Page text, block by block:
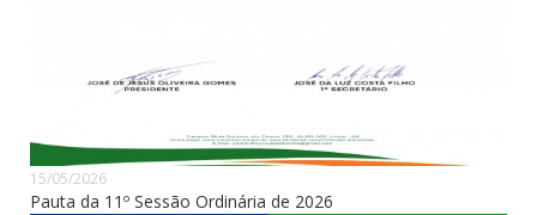
15/05/2026
Pauta da 11º Sessão Ordinária de 2026